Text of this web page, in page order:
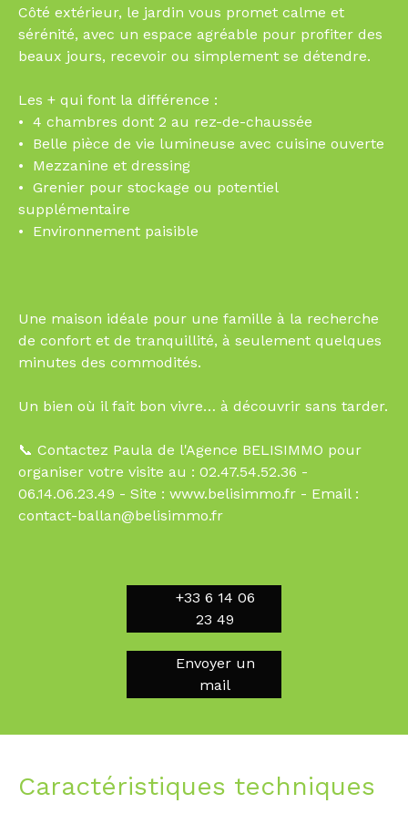
Côté extérieur, le jardin vous promet calme et
sérénité, avec un espace agréable pour profiter des
beaux jours, recevoir ou simplement se détendre.
Les + qui font la différence :
4 chambres dont 2 au rez-de-chaussée
Belle pièce de vie lumineuse avec cuisine ouverte
Mezzanine et dressing
Grenier pour stockage ou potentiel
supplémentaire
Environnement paisible
Une maison idéale pour une famille à la recherche
de confort et de tranquillité, à seulement quelques
minutes des commodités.
Un bien où il fait bon vivre… à découvrir sans tarder.
📞 Contactez Paula de l'Agence BELISIMMO pour
organiser votre visite au : 02.47.54.52.36 -
06.14.06.23.49 - Site : www.belisimmo.fr - Email :
contact-ballan@belisimmo.fr
+33 6 14 06
23 49
Envoyer un
mail
Caractéristiques techniques